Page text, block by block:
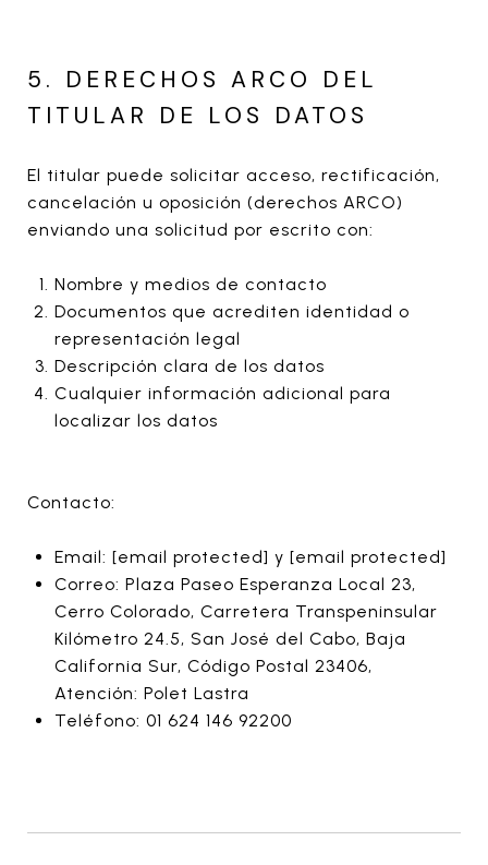
5. DERECHOS ARCO DEL
TITULAR DE LOS DATOS
El titular puede solicitar acceso, rectificación,
cancelación u oposición (derechos ARCO)
enviando una solicitud por escrito con:
Nombre y medios de contacto
Documentos que acrediten identidad o
representación legal
Descripción clara de los datos
Cualquier información adicional para
localizar los datos
Contacto:
Email: [email protected] y [email protected]
Correo: Plaza Paseo Esperanza Local 23,
Cerro Colorado, Carretera Transpeninsular
Kilómetro 24.5, San José del Cabo, Baja
California Sur, Código Postal 23406,
Atención: Polet Lastra
Teléfono: 01 624 146 92200